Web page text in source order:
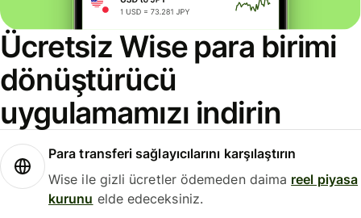
Ücretsiz Wise para birimi
dönüştürücü
uygulamamızı indirin
Para transferi sağlayıcılarını karşılaştırın
Wise ile gizli ücretler ödemeden daima reel piyasa
kurunu elde edeceksiniz.